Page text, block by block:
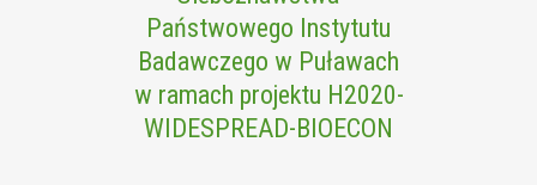
Państwowego Instytutu
Badawczego w Puławach
w ramach projektu H2020-
WIDESPREAD-BIOECON